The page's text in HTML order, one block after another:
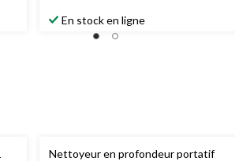
En stock en ligne
Nettoyeur en profondeur portatif